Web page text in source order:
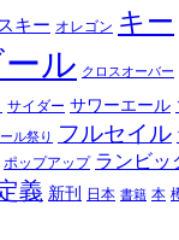
キー オレゴン キー
ル クロスオーバー
サイダー サワーエール
ル祭り フルセイル
ポップアップ ランビッ
義 新刊 日本 書籍 本